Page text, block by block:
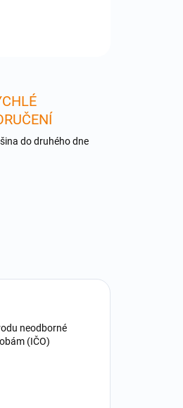
do druhého dne
neodborné
(IČO)